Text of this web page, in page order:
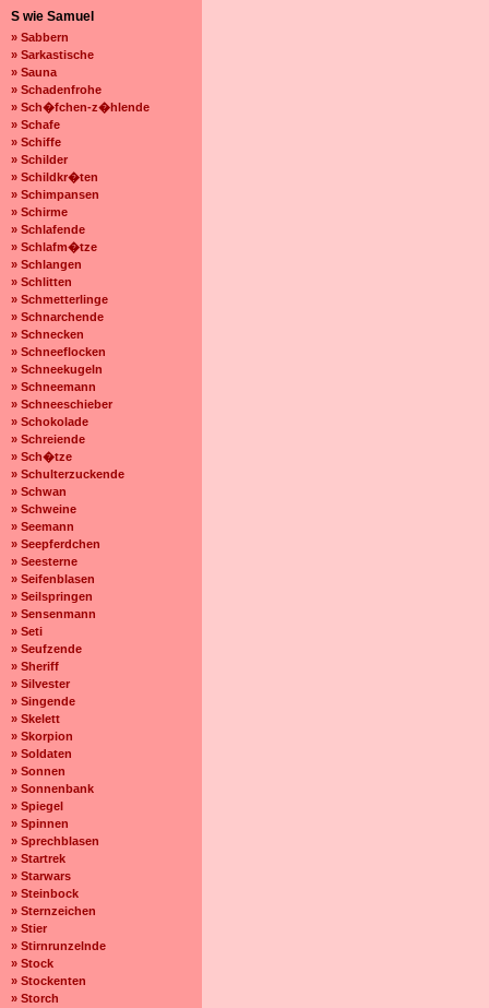
S wie Samuel
» Sabbern
» Sarkastische
» Sauna
» Schadenfrohe
» Sch�fchen-z�hlende
» Schafe
» Schiffe
» Schilder
» Schildkr�ten
» Schimpansen
» Schirme
» Schlafende
» Schlafm�tze
» Schlangen
» Schlitten
» Schmetterlinge
» Schnarchende
» Schnecken
» Schneeflocken
» Schneekugeln
» Schneemann
» Schneeschieber
» Schokolade
» Schreiende
» Sch�tze
» Schulterzuckende
» Schwan
» Schweine
» Seemann
» Seepferdchen
» Seesterne
» Seifenblasen
» Seilspringen
» Sensenmann
» Seti
» Seufzende
» Sheriff
» Silvester
» Singende
» Skelett
» Skorpion
» Soldaten
» Sonnen
» Sonnenbank
» Spiegel
» Spinnen
» Sprechblasen
» Startrek
» Starwars
» Steinbock
» Sternzeichen
» Stier
» Stirnrunzelnde
» Stock
» Stockenten
» Storch